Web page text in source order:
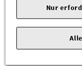
zulässige
A5 Cabriolet (B9),
Coupe (B9), 2017 -
Nur